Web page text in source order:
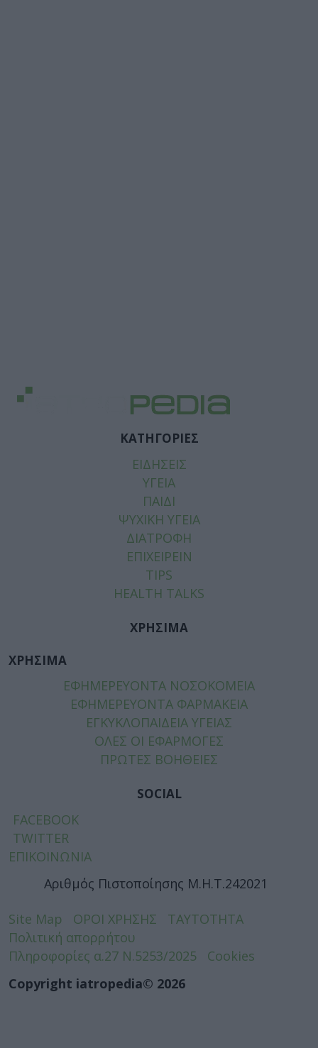
ΚΑΤΗΓΟΡΙΕΣ
ΕΙΔΗΣΕΙΣ
ΥΓΕΙΑ
ΠΑΙΔΙ
ΨΥΧΙΚΗ ΥΓΕΙΑ
ΔΙΑΤΡΟΦΗ
ΕΠΙΧΕΙΡΕΙΝ
TIPS
HEALTH TALKS
ΧΡΗΣΙΜΑ
ΧΡΗΣΙΜΑ
ΕΦΗΜΕΡΕΥΟΝΤΑ ΝΟΣΟΚΟΜΕΙΑ
ΕΦΗΜΕΡΕΥΟΝΤΑ ΦΑΡΜΑΚΕΙΑ
ΕΓΚΥΚΛΟΠΑΙΔΕΙΑ ΥΓΕΙΑΣ
ΟΛΕΣ ΟΙ ΕΦΑΡΜΟΓΕΣ
ΠΡΩΤΕΣ ΒΟΗΘΕΙΕΣ
SOCIAL
FACEBOOK
TWITTER
ΕΠΙΚΟΙΝΩΝΙΑ
Αριθμός Πιστοποίησης Μ.Η.Τ.242021
Site Map ΟΡΟΙ ΧΡΗΣΗΣ
ΤΑΥΤΟΤΗΤΑ
Πολιτική απορρήτου
Πληροφορίες α.27 Ν.5253/2025
Cookies
Copyright iatropedia© 2026